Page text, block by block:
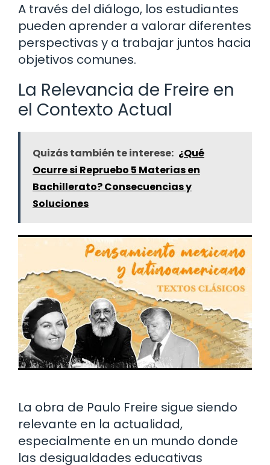
A través del diálogo, los estudiantes
pueden aprender a valorar diferentes
perspectivas y a trabajar juntos hacia
objetivos comunes.
La Relevancia de Freire en
el Contexto Actual
Quizás también te interese: ¿Qué
Ocurre si Repruebo 5 Materias en
Bachillerato? Consecuencias y
Soluciones
La obra de Paulo Freire sigue siendo
relevante en la actualidad,
especialmente en un mundo donde
las desigualdades educativas